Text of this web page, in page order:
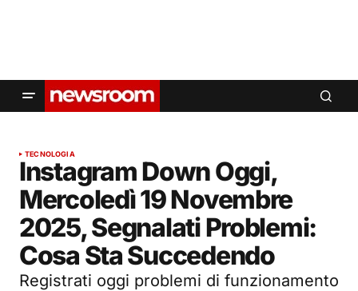
TECNOLOGIA
Instagram Down Oggi,
Mercoledì 19 Novembre
2025, Segnalati Problemi:
Cosa Sta Succedendo
Registrati oggi problemi di funzionamento